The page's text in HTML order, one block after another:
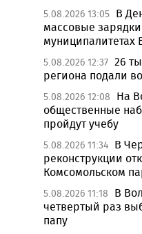
5.08.2026 13:05 В
массовые
муниципалитетах
5.08.2026 12:37 26
региона подали
5.08.2026 12:08
На
общественные
пройдут учебу
5.08.2026 11:34 В
реконструкции
Комсомольском
5.08.2026 11:18
В
четвертый раз
папу